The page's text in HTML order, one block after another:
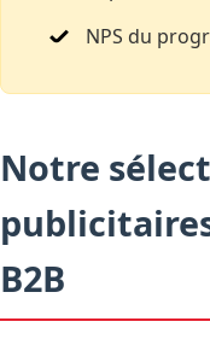
NPS du
Notre
B2B